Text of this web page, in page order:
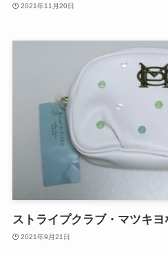
2021年11月20日
ストライプクラブ・マツキヨ
2021年9月21日